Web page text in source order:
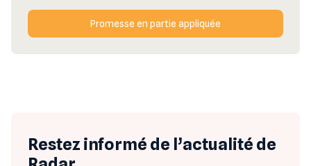
Promesse en partie appliquée
Restez informé de l’actualité de